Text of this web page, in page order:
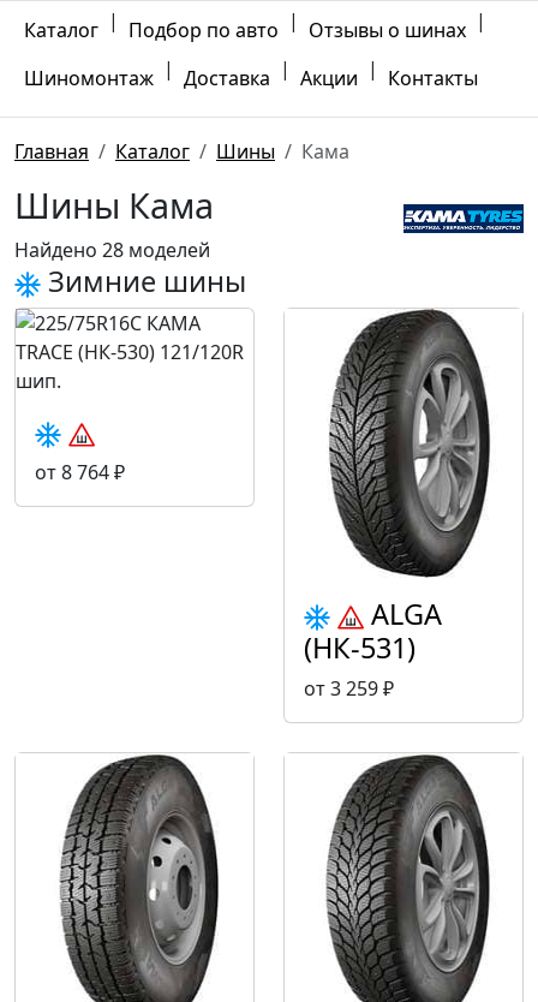
Каталог | Подбор по авто | Отзывы о шинах |
Шиномонтаж | Доставка | Акции | Контакты
Главная Каталог Шины Кама
Шины Кама
Найдено 28 моделей
Зимние шины
от 8 764 ₽
ALGA
(НК-531)
от 3 259 ₽